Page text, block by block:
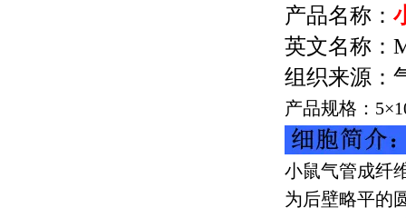
产品名称：
英文名称：
组织来源：
产品规格： 5×
小鼠气管成纤
为后壁略平的